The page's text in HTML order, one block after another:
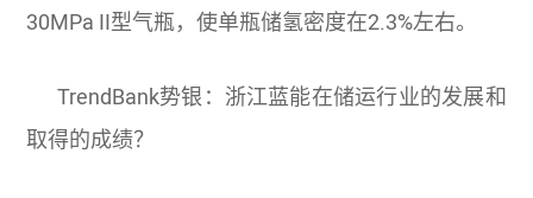
30MPa II型气瓶，使单瓶储氢密度在2.3%左右。
TrendBank势银：浙江蓝能在储运行业的发展和
取得的成绩？